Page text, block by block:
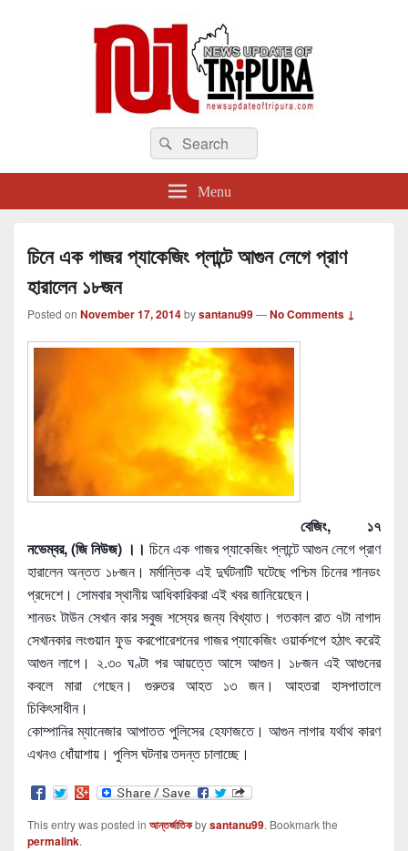
newsupdateoftripura.com
The one & only exceptional Bengali Version online news & infotainment portal
in Tripura.
Search
for:
Search
Menu
চিনে এক গাজর প্যাকেজিং প্লান্টে আগুন লেগে প্রাণ
হারালেন ১৮জন
Posted on November 17, 2014bysantanu99—No Comments ↓
বেজিং, ১৭
নভেম্বর, (জি নিউজ) ।। চিনে এক গাজর প্যাকেজিং প্লান্টে আগুন লেগে প্রাণ
হারালেন অন্তত ১৮জন। মর্মান্তিক এই দুর্ঘটনাটি ঘটেছে পশ্চিম চিনের শানডং
প্রদেশে। সোমবার স্থানীয়আধিকারিকরা এই খবর জানিয়েছেন।
শানডং টাউন সেখান কার সবুজ শস্যের জন্য বিখ্যাত। গতকাল রাত ৭টা নাগাদ
সেখানকার লংগুয়ান ফুড করপোরেশনের গাজর প্যাকেজিং ওয়ার্কশপে হঠাৎ করেই
আগুন লাগে। ২.৩০ ঘণ্টা পর আয়ত্তে আসে আগুন। ১৮জন এই আগুনের
কবলে মারা গেছেন। গুরুতর আহত ১৩ জন। আহতরা হাসপাতালে
চিকিৎসাধীন।
কোম্পানির ম্যানেজার আপাতত পুলিসের হেফাজতে। আগুন লাগার যর্থাথ কারণ
এখনও ধোঁয়াশায়। পুলিস ঘটনার তদন্ত চালাচ্ছে।
This entry was posted in আন্তর্জাতিকbysantanu99. Bookmark the
permalink.